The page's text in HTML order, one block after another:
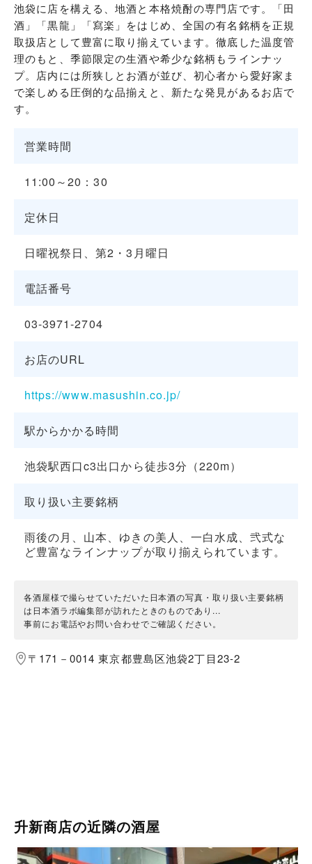
池袋に店を構える、地酒と本格焼酎の専門店です。「田
酒」「黒龍」「寫楽」をはじめ、全国の有名銘柄を正規
取扱店として豊富に取り揃えています。徹底した温度管
理のもと、季節限定の生酒や希少な銘柄もラインナッ
プ。店内には所狭しとお酒が並び、初心者から愛好家ま
で楽しめる圧倒的な品揃えと、新たな発見があるお店で
す。
営業時間
11:00～20：30
定休日
日曜祝祭日、第2・3月曜日
電話番号
03-3971-2704
お店のURL
https://www.masushin.co.jp/
駅からかかる時間
池袋駅西口c3出口から徒歩3分（220m）
取り扱い主要銘柄
雨後の月、山本、ゆきの美人、一白水成、弐式な
ど豊富なラインナップが取り揃えられています。
各酒屋様で撮らせていただいた日本酒の写真・取り扱い主要銘柄
は日本酒ラボ編集部が訪れたときのものであり...
事前にお電話やお問い合わせでご確認ください。
〒171－0014 東京都豊島区池袋2丁目23-2
升新商店の近隣の酒屋